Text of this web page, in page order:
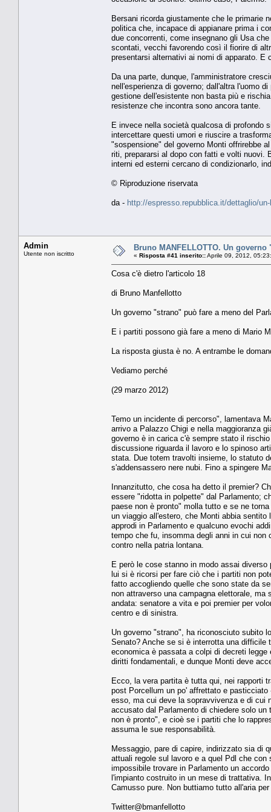
Bersani ricorda giustamente che le primarie
politica che, incapace di appianare prima i
due concorrenti, come insegnano gli Usa
scontati, vecchi favorendo così il fiorire di
presentarsi alternativi ai nomi di apparato. E
Da una parte, dunque, l'amministratore
nell'esperienza di governo; dall'altra l'uomo
gestione dell'esistente non basta più e
resistenze che incontra sono ancora tante.
E invece nella società qualcosa di profondo
intercettare questi umori e riuscire a
"sospensione" del governo Monti offrirebbe
riti, prepararsi al dopo con fatti e volti nuovi.
interni ed esterni cercano di condizionarlo,
© Riproduzione riservata
da - http://espresso.repubblica.it/dettaglio/
Admin
Utente non iscritto
Bruno MANFELLOTTO. Un
« Risposta #41 inserito::Aprile 09, 2012,
Cosa c'è dietro l'articolo 18
di Bruno Manfellotto
Un governo "strano" può fare a meno del
E i partiti possono già fare a meno di Mario
La risposta giusta è no. A entrambe le
Vediamo perché
(29 marzo 2012)
Temo un incidente di percorso", lamentava
arrivo a Palazzo Chigi e nella maggioranza
governo è in carica c'è sempre stato il
discussione riguarda il lavoro e lo spinoso
stata. Due totem travolti insieme, lo statuto
s'addensassero nere nubi. Fino a spingere
Innanzitutto, che cosa ha detto il premier?
essere "ridotta in polpette" dal Parlamento;
paese non è pronto" molla tutto e se ne
un viaggio all'estero, che Monti abbia
approdi in Parlamento e qualcuno evochi
tempo che fu, insomma degli anni in cui non
contro nella patria lontana.
E però le cose stanno in modo assai
lui si è ricorsi per fare ciò che i partiti non
fatto accogliendo quelle che sono state da
non attraverso una campagna elettorale,
andata: senatore a vita e poi premier per
centro e di sinistra.
Un governo "strano", ha riconosciuto subito
Senato? Anche se si è interrotta una
economica è passata a colpi di decreti
diritti fondamentali, e dunque Monti deve
Ecco, la vera partita è tutta qui, nei rapporti
post Porcellum un po' affrettato e
esso, ma cui deve la sopravvivenza e di cui
accusato dal Parlamento di chiedere solo
non è pronto", e cioè se i partiti che lo
assuma le sue responsabilità.
Messaggio, pare di capire, indirizzato sia di
attuali regole sul lavoro e a quel Pdl che
impossibile trovare in Parlamento un
l'impianto costruito in un mese di trattativa.
Camusso pure. Non buttiamo tutto all'aria
Twitter@bmanfellotto